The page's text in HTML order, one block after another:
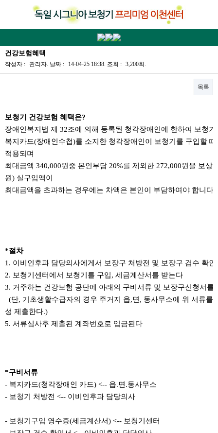
건강보험혜택
작성자 : 관리자. 날짜 : 14-04-25 18:38. 조회 : 3,200회.
목록
보청기 건강보험 혜택은?
장애인복지법 제 32조에 의해 등록된 청각장애인에 한하여 보청
복지카드(장애인수첩)를 소지한 청각장애인이 보청기를 구입할
적용되며
최대금액 340,000원중 본인부담 20%를 제외한 272,000원을 보상
원) 실구입액이
최대금액을 초과하는 경우에는 차액은 본인이 부담하여야 합니다.
*절차
1. 이비인후과 담당의사에게서 보장구 처방전 및 보장구 검수 확
2. 보청기센터에서 보청기를 구입, 세금계산서를 받는다
3. 거주하는 건강보험 공단에 아래의 구비서류 및 보장구신청서를
(단, 기초생활수급자의 경우 주거지 읍,면, 동사무소에 위 서류를
성 제출한다.)
5. 서류심사후 제출된 계좌번호로 입금된다
*구비서류
- 복지카드(청각장애인 카드) <-- 읍.면.동사무소
- 보청기 처방전 <-- 이비인후과 담당의사
- 보청기구입 영수증(세금계산서) <-- 보청기센터